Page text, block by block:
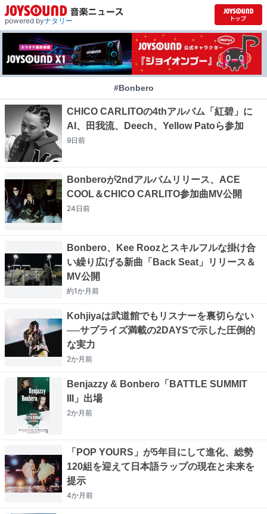
powered byナタリー
#Bonbero
CHICO CARLITOの4thアルバム「紅碧」に
AI、田我流、Deech、Yellow Patoら参加
9日前
Bonberoが2ndアルバムリリース、ACE
COOL＆CHICO CARLITO参加曲MV公開
24日前
Bonbero、Kee Roozとスキルフルな掛け合
い繰り広げる新曲「Back Seat」リリース＆
MV公開
約1か月前
Kohjiyaは武道館でもリスナーを裏切らない
──サプライズ満載の2DAYSで示した圧倒的
な実力
2か月前
Benjazzy & Bonbero「BATTLE SUMMIT
III」出場
2か月前
「POP YOURS」が5年目にして進化、総勢
120組を迎えて日本語ラップの現在と未来を
提示
4か月前